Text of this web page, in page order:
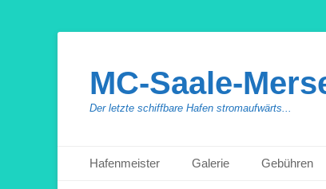
MC-Saale-
Der letzte schiffbare Hafen stromaufwärts...
Primäres Menü
Inhalt
Hafenmeister Galerie Gebühren